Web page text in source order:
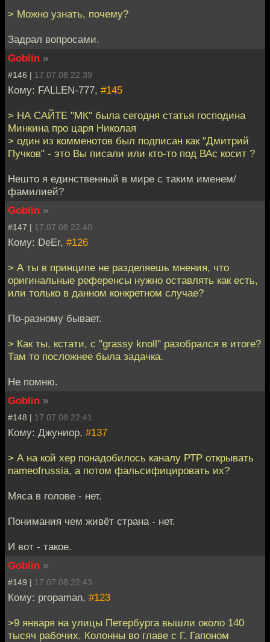
> Можно узнать, почему?
Задрал вопросами.
Goblin »
#146 | 17.07.08 22:39
Кому: FALLEN-777, #145
> НА САЙТЕ "МК" была сегодня статья господина
Минкина про царя Николая
> один из комменотов был подписан как "Дмитрий
Пучков" - это Вы писали или кто-то под ВАс косит ?
Нешто я единственный в мире с таким именем/
фамилией?
Goblin »
#147 | 17.07.08 22:40
Кому: DeEr, #126
> А ты в принципе не разделяешь мнения, что
оригинальные референсы нужно оставлять как есть,
или только в данном конкретном случае?
По-разному бывает.
> Как ты, кстати, с "grassy knoll" разобрался в итоге?
Там то посложнее была задачка.
Не помню.
Goblin »
#148 | 17.07.08 22:41
Кому: Джуниор, #137
> А на кой хер понадобилось каналу РТР открывать
nameofrussia, а потом фальсифицировать их?
Мяса в голове - нет.
Понимания чем живёт страна - нет.
И вот - такое.
Goblin »
#149 | 17.07.08 22:43
Кому: propaman, #123
>9 января на улицы Петербурга вышли около 140
тысяч рабочих. Колонны во главе с Г. Гапоном